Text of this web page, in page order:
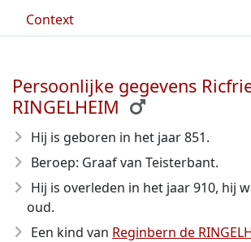
Context
Persoonlijke gegevens
RINGELHEIM
Hij is geboren in het jaar 851.
Beroep: Graaf van Teisterbant.
Hij is overleden in het jaar 910, hij
oud.
Een kind van Reginbern de